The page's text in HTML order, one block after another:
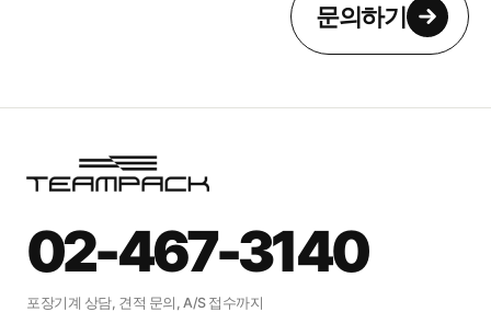
문의하기
우리 제품도 포장이
가능할지
궁금하신가요?
02-467-3140
포장기계 상담, 견적 문의, A/S 접수까지